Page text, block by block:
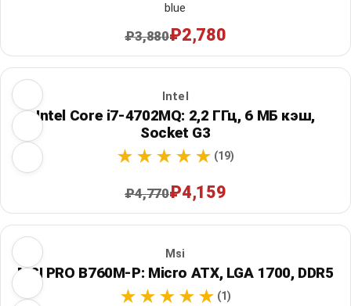
blue
₽3,880₽2,780
Intel
Intel Core i7-4702MQ: 2,2 ГГц, 6 МБ кэш,
Socket G3
(19)
₽4,770₽4,159
Msi
MSI PRO B760M-P: Micro ATX, LGA 1700, DDR5
(1)